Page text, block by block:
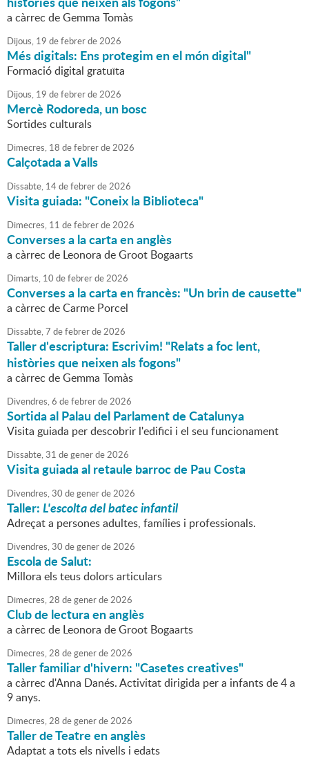
a càrrec de Gemma Tomàs
Dijous, 19 defebrerde2026
Més digitals: Ens protegim en el món digital"
Formació digital gratuïta
Dijous, 19 defebrerde2026
Mercè Rodoreda, un bosc
Sortides culturals
Dimecres, 18 defebrerde2026
Calçotada a Valls
Dissabte, 14defebrerde2026
Visita guiada: "Coneix la Biblioteca"
Dimecres, 11 defebrerde2026
Converses a la carta en anglès
a càrrec de Leonora de Groot Bogaarts
Dimarts, 10 defebrerde2026
Converses a la carta en francès: "Un brin de causette"
a càrrec de Carme Porcel
Dissabte,7 defebrerde2026
Taller d'escriptura: Escrivim! "Relats a foc lent,
històries que neixen als fogons"
a càrrec de Gemma Tomàs
Divendres,6 defebrerde2026
Sortida al Palau del Parlament de Catalunya
Visita guiada per descobrir l'edifici i el seu funcionament
Dissabte,31 degenerde2026
Visita guiada al retaule barroc de Pau Costa
Divendres,30 degenerde2026
Taller:L'escolta del batec infantil
Adreçat a persones adultes, famílies i professionals.
Divendres,30 degenerde2026
Escola de Salut:
Millora els teus dolors articulars
Dimecres,28 degenerde2026
Club de lectura en anglès
a càrrec de Leonora de Groot Bogaarts
Dimecres,28 degenerde2026
Taller familiar d'hivern: "Casetes creatives"
a càrrec d'Anna Danés. Activitat dirigida per a infants de 4 a
9 anys.
Dimecres,28 degenerde2026
Taller de Teatre en anglès
Adaptat a tots els nivells i edats